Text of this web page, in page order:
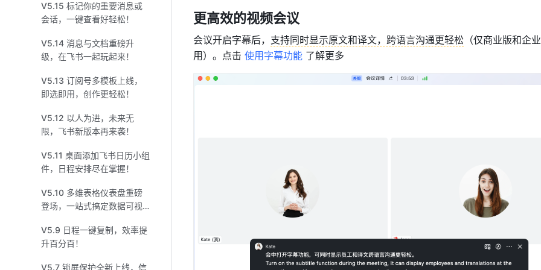
V5.15 标记你的重要消息或
会话，一键查看好轻松！
V5.14 消息与文档重磅升
级，在飞书一起玩起来！
V5.13 订阅号多模板上线，
即选即用，创作更轻松！
V5.12 以人为进，未来无
限，飞书新版本再来袭！
V5.11 桌面添加飞书日历小组
件，日程安排尽在掌握！
V5.10 多维表格仪表盘重磅
登场，一站式搞定数据可视
V5.9 日程一键复制，效率提
升百分百！
V5.7 锁屏保护全新上线，信
更高效的视频会议
会议开启字幕后， 支持同时显示原文和译文，跨语言沟通更轻松 （仅商业版和企
用）。点击 使用字幕功能 了解更多